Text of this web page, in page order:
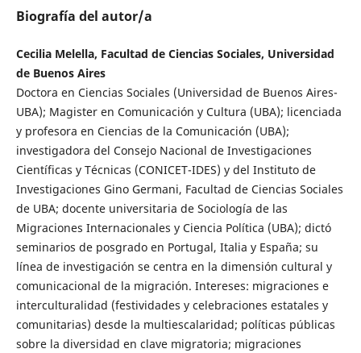
Biografía del autor/a
Cecilia Melella, Facultad de Ciencias Sociales, Universidad
de Buenos Aires
Doctora en Ciencias Sociales (Universidad de Buenos Aires-
UBA); Magister en Comunicación y Cultura (UBA); licenciada
y profesora en Ciencias de la Comunicación (UBA);
investigadora del Consejo Nacional de Investigaciones
Científicas y Técnicas (CONICET-IDES) y del Instituto de
Investigaciones Gino Germani, Facultad de Ciencias Sociales
de UBA; docente universitaria de Sociología de las
Migraciones Internacionales y Ciencia Política (UBA); dictó
seminarios de posgrado en Portugal, Italia y España; su
línea de investigación se centra en la dimensión cultural y
comunicacional de la migración. Intereses: migraciones e
interculturalidad (festividades y celebraciones estatales y
comunitarias) desde la multiescalaridad; políticas públicas
sobre la diversidad en clave migratoria; migraciones